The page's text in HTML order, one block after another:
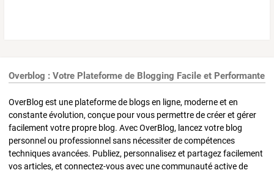
Overblog : Votre Plateforme de Blogging Facile et Performante
OverBlog est une plateforme de blogs en ligne, moderne et en
constante évolution, conçue pour vous permettre de créer et gérer
facilement votre propre blog. Avec OverBlog, lancez votre blog
personnel ou professionnel sans nécessiter de compétences
techniques avancées. Publiez, personnalisez et partagez facilement
vos articles, et connectez-vous avec une communauté active de